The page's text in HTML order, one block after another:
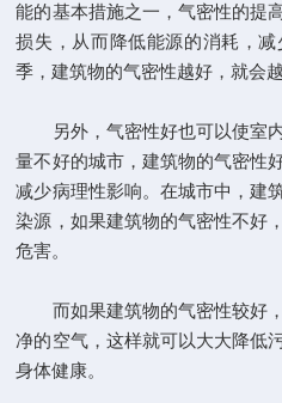
能的基本措施之一，气密性的提
损失，从而降低能源的消耗，
季，建筑物的气密性越好，就会越
另外，气密性好也可以使室内
量不好的城市，建筑物的气密性
减少病理性影响。在城市中，建
染源，如果建筑物的气密性不好
危害。
而如果建筑物的气密性较好，
净的空气，这样就可以大大降低
身体健康。